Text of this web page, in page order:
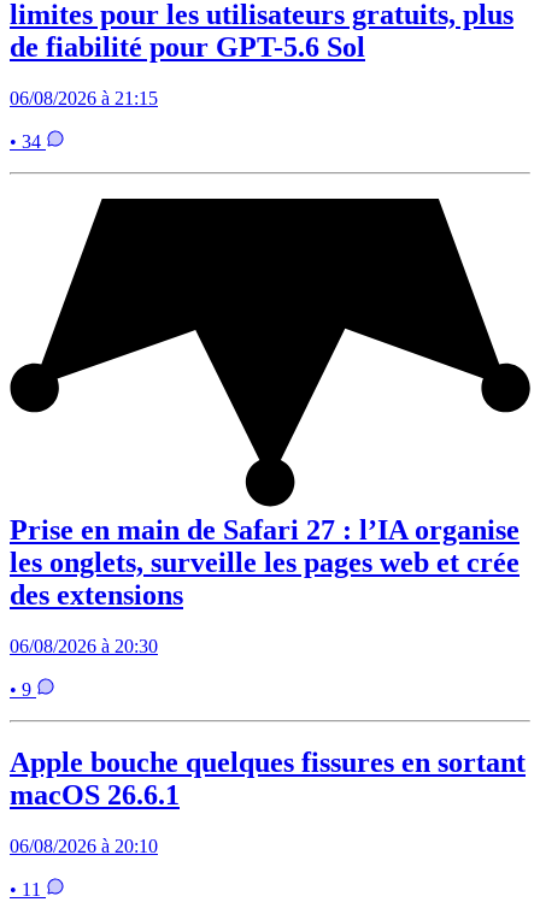
limites pour les utilisateurs gratuits, plus
de fiabilité pour GPT-5.6 Sol
06/08/2026 à 21:15
• 34
Prise en main de Safari 27 : l’IA organise
les onglets, surveille les pages web et crée
des extensions
06/08/2026 à 20:30
• 9
Apple bouche quelques fissures en sortant
macOS 26.6.1
06/08/2026 à 20:10
• 11